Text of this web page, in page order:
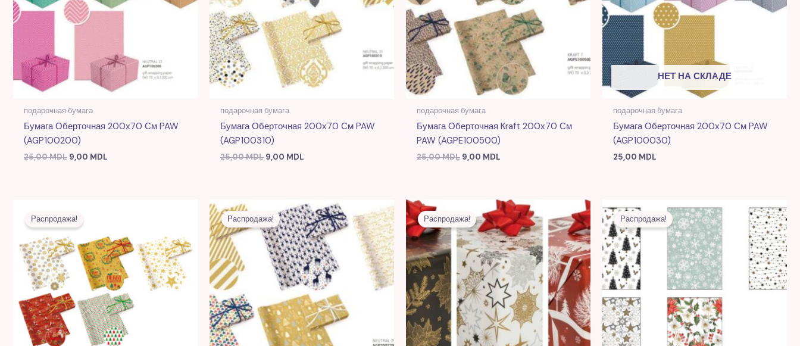
подарочная бумага
Бумага Оберточная 200х70 См PAW
(AGP100200)
25,00MDL 9,00 MDL
подарочная бумага
Бумага Оберточная 200х70 См PAW
(AGP100310)
25,00MDL 9,00 MDL
подарочная бумага
Бумага Оберточная Kraft 200х70 См
PAW (AGPE100500)
25,00MDL 9,00 MDL
НЕТ НА СКЛАДЕ
подарочная бумага
Бумага Оберточная 200х70 См PAW
(AGP100030)
25,00 MDL
Распродажа!
цена
составляла
25,00 MDL.
Распродажа!
Первоначальная
цена
составляла
25,00 MDL.
Текущая
цена:
10,00 MDL.
Распродажа!
Первоначальная
цена
составляла
25,00 MDL.
Текущая
цена:
9,00 MDL.
Распродажа!
цена
составляла
25,00 MDL.
цена:
9,00 MDL.